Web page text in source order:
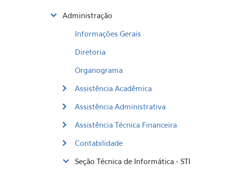
Administração
Informações Gerais
Diretoria
Organograma
Assistência Acadêmica
Assistência Administrativa
Assistência Técnica Financeira
Contabilidade
Seção Técnica de Informática - STI